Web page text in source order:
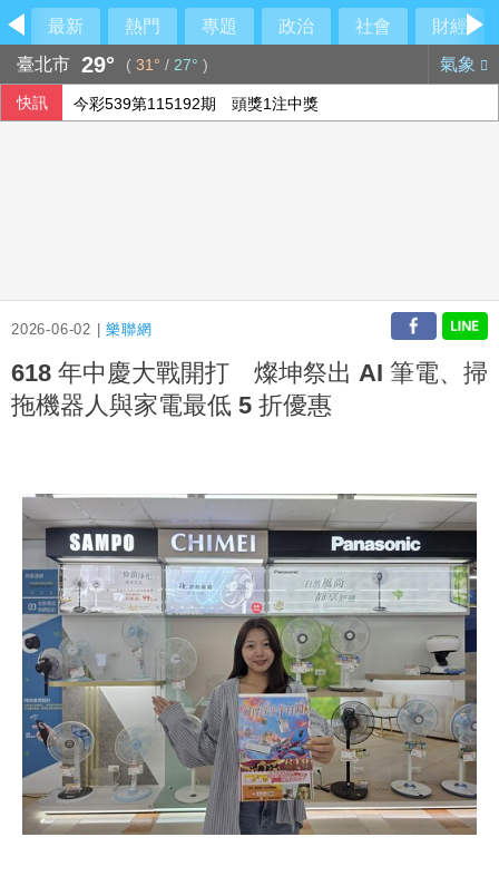
最新 熱門 專題 政治 社會
財經
臺北市 29° ( 31° / 27° ) 氣象
快訊 今彩539第115192期 頭獎1注中獎
2026-06-02 |樂聯網
618 年中慶大戰開打 燦坤祭出 AI 筆電、掃
拖機器人與家電最低 5 折優惠